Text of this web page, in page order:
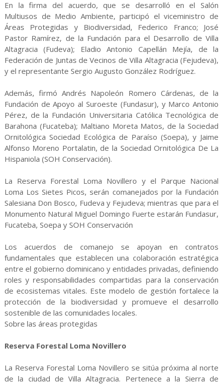
En la firma del acuerdo, que se desarrolló en el Salón
Multiusos de Medio Ambiente, participó el viceministro de
Áreas Protegidas y Biodiversidad, Federico Franco; José
Pastor Ramírez, de la Fundación para el Desarrollo de Villa
Altagracia (Fudeva); Eladio Antonio Capellán Mejía, de la
Federación de Juntas de Vecinos de Villa Altagracia (Fejudeva),
y el representante Sergio Augusto González Rodríguez.
Además, firmó Andrés Napoleón Romero Cárdenas, de la
Fundación de Apoyo al Suroeste (Fundasur), y Marco Antonio
Pérez, de la Fundación Universitaria Católica Tecnológica de
Barahona (Fucateba); Maltiano Moreta Matos, de la Sociedad
Ornitológica Sociedad Ecológica de Paraíso (Soepa), y Jaime
Alfonso Moreno Portalatin, de la Sociedad Ornitológica De La
Hispaniola (SOH Conservación).
La Reserva Forestal Loma Novillero y el Parque Nacional
Loma Los Sietes Picos, serán comanejados por la Fundación
Salesiana Don Bosco, Fudeva y Fejudeva; mientras que para el
Monumento Natural Miguel Domingo Fuerte estarán Fundasur,
Fucateba, Soepa y SOH Conservación
Los acuerdos de comanejo se apoyan en contratos
fundamentales que establecen una colaboración estratégica
entre el gobierno dominicano y entidades privadas, definiendo
roles y responsabilidades compartidas para la conservación
de ecosistemas vitales. Este modelo de gestión fortalece la
protección de la biodiversidad y promueve el desarrollo
sostenible de las comunidades locales.
Sobre las áreas protegidas
Reserva Forestal Loma Novillero
La Reserva Forestal Loma Novillero se sitúa próxima al norte
de la ciudad de Villa Altagracia. Pertenece a la Sierra de